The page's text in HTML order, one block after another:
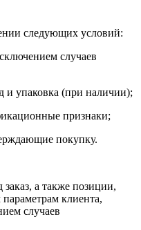
следующих условий:
случаев
и упаковка (при наличии);
признаки;
покупку.
а также позиции,
клиента,
случаев